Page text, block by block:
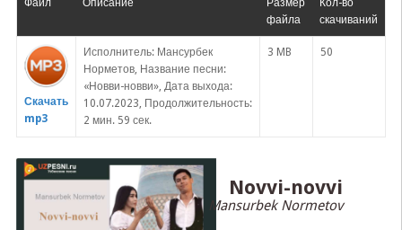
файла
скачиваний
Скачать
mp3
Исполнитель: Мансурбек
Норметов, Название песни:
«Новви-новви», Дата выхода:
10.07.2023, Продолжительность:
2 мин. 59 сек.
3 MB 50
Novvi-novvi
Mansurbek Normetov